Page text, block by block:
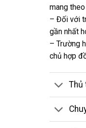
mang
– Đối với
gần nhất
– Trường
chủ hợp
Thủ